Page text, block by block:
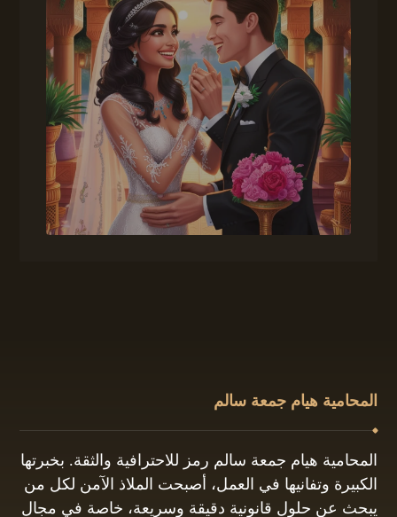
المحامية هيام جمعة سالم
المحامية هيام جمعة سالم رمز للاحترافية والثقة. بخبرتها
الكبيرة وتفانيها في العمل، أصبحت الملاذ الآمن لكل من
يبحث عن حلول قانونية دقيقة وسريعة، خاصة في مجال